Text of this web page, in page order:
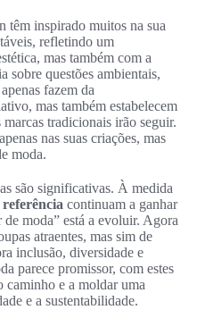
têm inspirado muitos na sua
refletindo um
mas também com a
sobre questões ambientais,
fazem da
mas também estabelecem
tradicionais irão seguir.
nas suas criações, mas
moda.
são significativas. À medida
referência continuam a ganhar
moda” está a evoluir. Agora
atraentes, mas sim de
inclusão, diversidade e
parece promissor, com estes
caminho e a moldar uma
e a sustentabilidade.